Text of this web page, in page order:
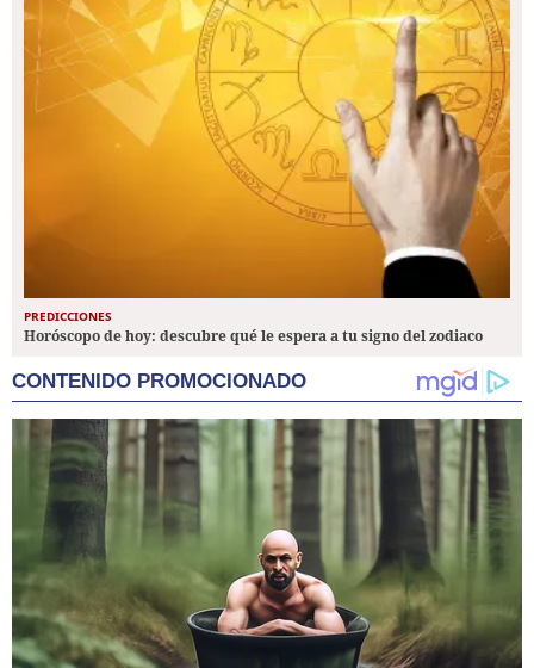
PREDICCIONES
Horóscopo de hoy: descubre qué le espera a tu signo del zodiaco
CONTENIDO PROMOCIONADO